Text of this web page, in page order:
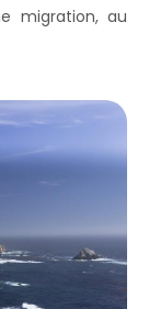
migration, au